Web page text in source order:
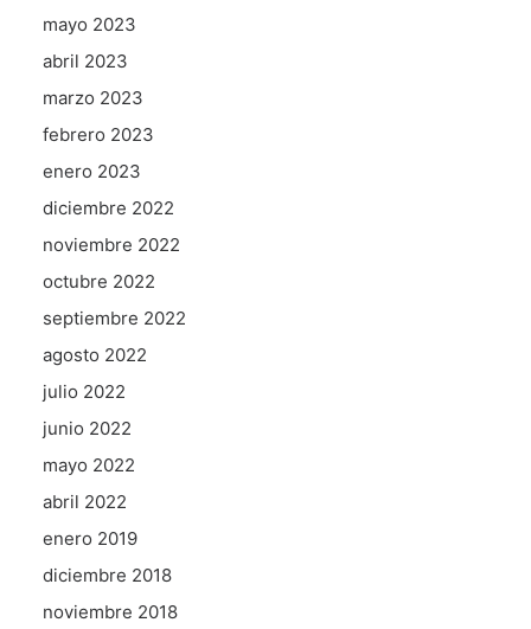
mayo 2023
abril 2023
marzo 2023
febrero 2023
enero 2023
diciembre 2022
noviembre 2022
octubre 2022
septiembre 2022
agosto 2022
julio 2022
junio 2022
mayo 2022
abril 2022
enero 2019
diciembre 2018
noviembre 2018